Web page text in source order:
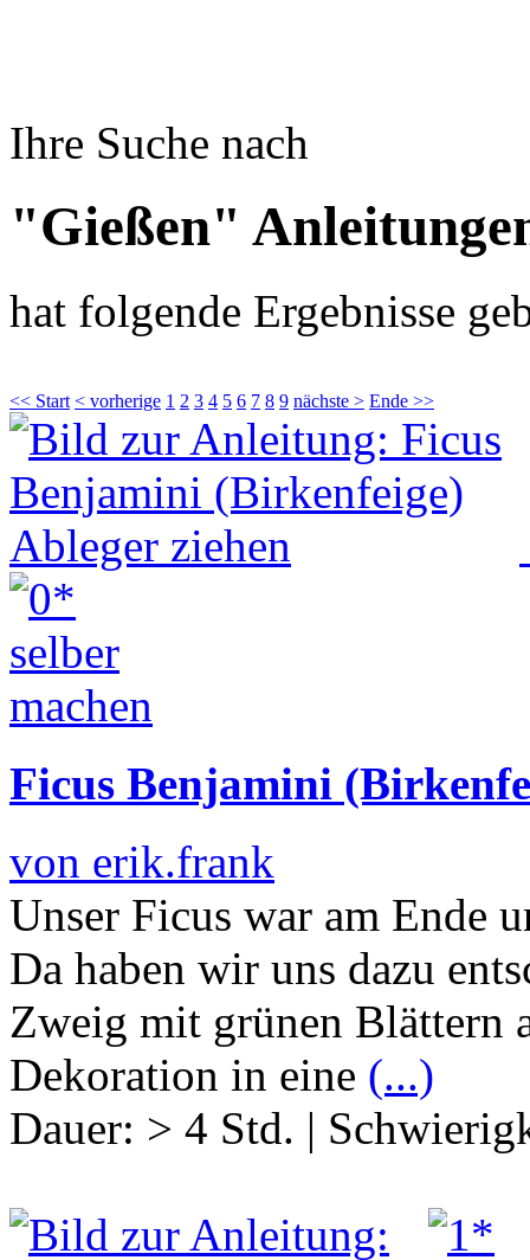
Ihre Suche nach
"Gießen"
hat folgende Ergebnisse
<< Start < vorherige 1 2 3 4 5 6 7 8 9 nächste > Ende >>
Ficus Benjamini
von erik.frank
Unser Ficus war am Ende
Da haben wir uns dazu
Zweig mit grünen Blättern
Dekoration in eine (...)
Dauer: > 4 Std. |